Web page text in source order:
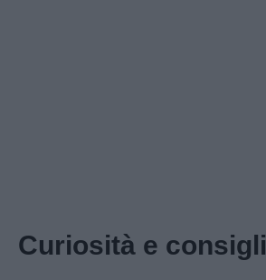
Curiosità e consigli